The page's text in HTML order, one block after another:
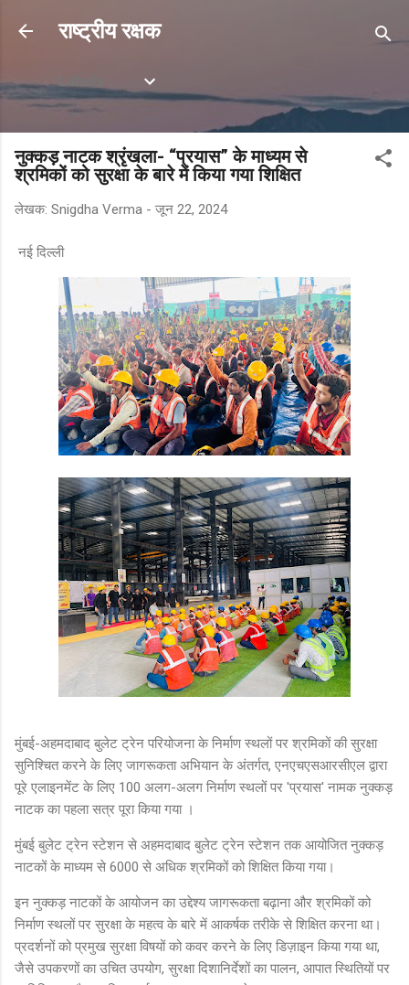
सीधे मुख्य सामग्री पर जाएं
राष्ट्रीय रक्षक
Labels
नुक्कड़ नाटक श्रृंखला- “प्रयास” के माध्यम से
श्रमिकों को सुरक्षा के बारे में किया गया शिक्षित
लेखक: Snigdha Verma - जून 22, 2024
नई दिल्ली
मुंबई-अहमदाबाद बुलेट ट्रेन परियोजना के निर्माण स्थलों पर श्रमिकों की सुरक्षा
सुनिश्चित करने के लिए जागरूकता अभियान के अंतर्गत, एनएचएसआरसीएल द्वारा
पूरे एलाइनमेंट के लिए 100 अलग-अलग निर्माण स्थलों पर 'प्रयास' नामक नुक्कड़
नाटक का पहला सत्र पूरा किया गया ।
मुंबई बुलेट ट्रेन स्टेशन से अहमदाबाद बुलेट ट्रेन स्टेशन तक आयोजित नुक्कड़
नाटकों के माध्यम से 6000 से अधिक श्रमिकों को शिक्षित किया गया।
इन नुक्कड़ नाटकों के आयोजन का उद्देश्य जागरूकता बढ़ाना और श्रमिकों को
निर्माण स्थलों पर सुरक्षा के महत्व के बारे में आकर्षक तरीके से शिक्षित करना था।
प्रदर्शनों को प्रमुख सुरक्षा विषयों को कवर करने के लिए डिज़ाइन किया गया था,
जैसे उपकरणों का उचित उपयोग, सुरक्षा दिशानिर्देशों का पालन, आपात स्थितियों पर